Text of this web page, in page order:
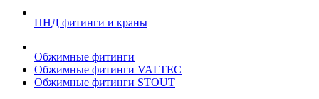
ПНД фитинги и краны
Обжимные фитинги
Обжимные фитинги VALTEC
Обжимные фитинги STOUT